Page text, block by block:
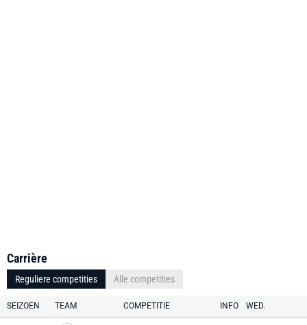
Carrière
Reguliere competities Alle competities
SEIZOEN TEAM COMPETITIE INFO WED.